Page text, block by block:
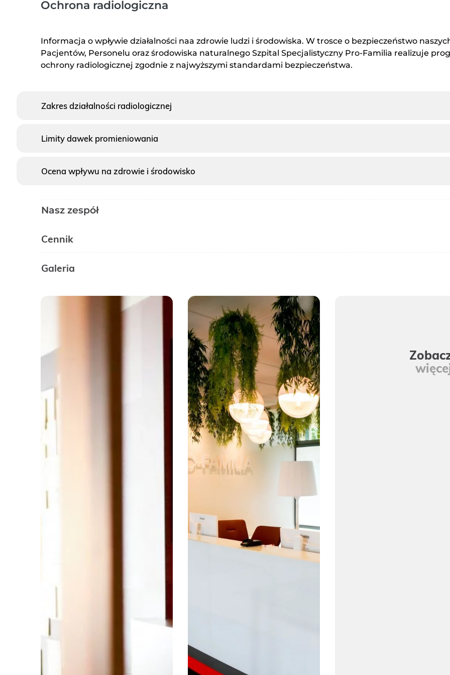
Ochrona radiologiczna
Informacja o wpływie działalności naa zdrowie ludzi i środowiska. W trosce o bezpieczeństwo
Pacjentów, Personelu oraz środowiska naturalnego Szpital Specjalistyczny Pro-Familia realizuje
ochrony radiologicznej zgodnie z najwyższymi standardami bezpieczeństwa.
Zakres działalności radiologicznej
Limity dawek promieniowania
Ocena wpływu na zdrowie i środowisko
Nasz zespół
Cennik
Galeria